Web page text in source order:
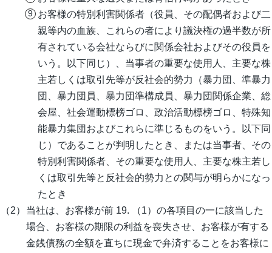
お客様の特別利害関係者（役員、その配偶者および二
親等内の血族、これらの者により議決権の過半数が所
有されている会社ならびに関係会社およびその役員を
いう。以下同じ）、当事者の重要な使用人、主要な株
主若しくは取引先等が反社会的勢力（暴力団、準暴力
団、暴力団員、暴力団準構成員、暴力団関係企業、総
会屋、社会運動標榜ゴロ、政治活動標榜ゴロ、特殊知
能暴力集団およびこれらに準じるものをいう。以下同
じ）であることが判明したとき、または当事者、その
特別利害関係者、その重要な使用人、主要な株主若し
くは取引先等と反社会的勢力との関与が明らかになっ
たとき
当社は、お客様が前 19. （1）の各項目の一に該当した
場合、お客様の期限の利益を喪失させ、お客様が有する
金銭債務の全額を直ちに現金で弁済することをお客様に